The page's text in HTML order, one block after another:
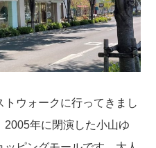
ウォークに行ってきまし
2005年に閉演した小山ゆ